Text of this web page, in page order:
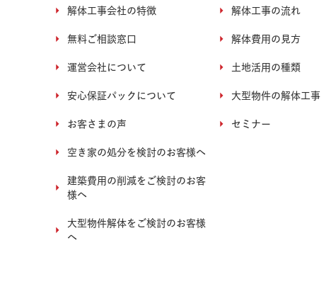
解体工事会社の特徴
無料ご相談窓口
運営会社について
安心保証パックについて
お客さまの声
空き家の処分を検討のお客様へ
建築費用の削減をご検討のお客
様へ
大型物件解体をご検討のお客様
へ
解体工事の流れ
解体費用の見方
土地活用の種類
大型物件の解体工事
セミナー